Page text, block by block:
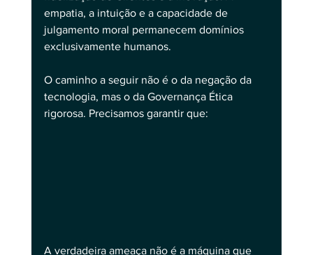
empatia, a intuição e a capacidade de
julgamento moral permanecem domínios
exclusivamente humanos.
O caminho a seguir não é o da negação da
tecnologia, mas o da Governança Ética
rigorosa. Precisamos garantir que:
A verdadeira ameaça não é a máquina que